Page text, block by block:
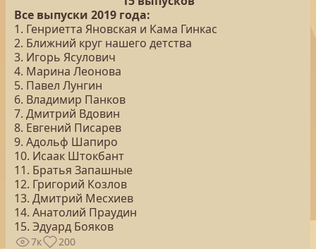
Все выпуски 2019 года:
1. Генриетта Яновская и Кама Гинкас
2. Ближний круг нашего детства
3. Игорь Ясулович
4. Марина Леонова
5. Павел Лунгин
6. Владимир Панков
7. Дмитрий Вдовин
8. Евгений Писарев
9. Адольф Шапиро
10. Исаак Штокбант
11. Братья Запашные
12. Григорий Козлов
13. Дмитрий Месхиев
14. Анатолий Праудин
15. Эдуард Бояков
7к 200